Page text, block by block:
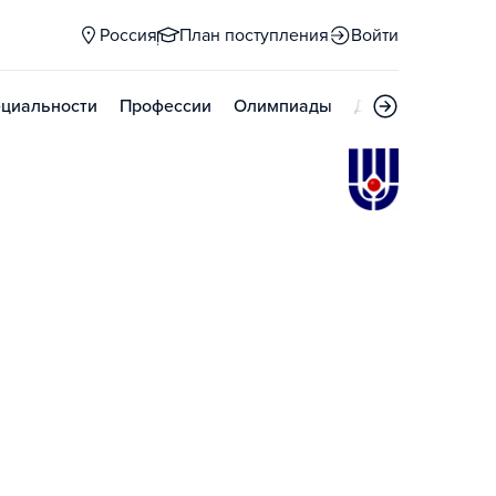
Россия План поступления Войти
Профессии Олимпиады Дни открытых